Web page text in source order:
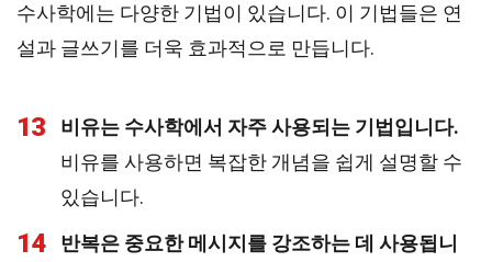
수사학에는 다양한 기법이 있습니다. 이 기법들은 연
설과 글쓰기를 더욱 효과적으로 만듭니다.
13
비유는 수사학에서 자주 사용되는 기법입니다.
비유를 사용하면 복잡한 개념을 쉽게 설명할 수
있습니다.
14
반복은 중요한 메시지를 강조하는 데 사용됩니